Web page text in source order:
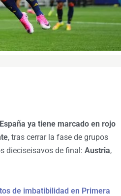
España ya tiene marcado en rojo
, tras cerrar la fase de grupos
dieciseisavos de final: Austria,
de imbatibilidad en Primera